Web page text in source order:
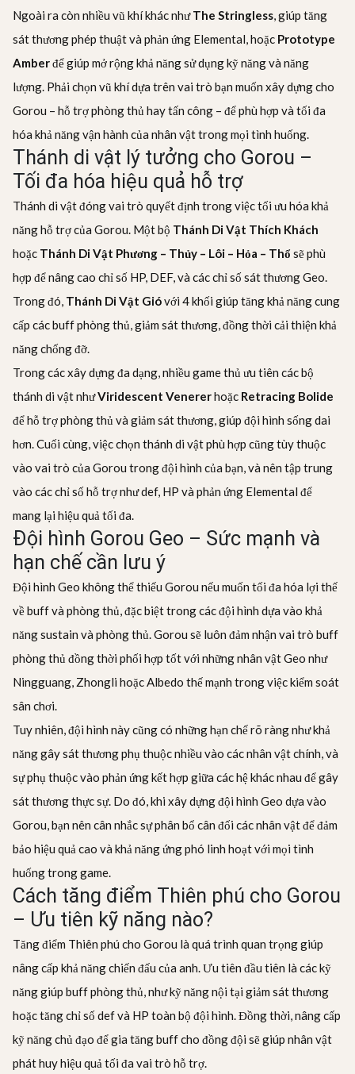
Ngoài ra còn nhiều vũ khí khác nhưThe Stringless, giúp tăng
sát thương phép thuật và phản ứng Elemental, hoặc Prototype
Amberđể giúp mở rộng khả năng sử dụng kỹ năng và năng
lượng. Phải chọn vũ khí dựa trên vai trò bạn muốn xây dựng cho
Gorou – hỗ trợ phòng thủ hay tấn công – để phù hợp và tối đa
hóa khả năng vận hành của nhân vật trong mọi tình huống.
Thánh di vật lý tưởng cho Gorou –
Tối đa hóa hiệu quả hỗ trợ
Thánh di vật đóng vai trò quyết định trong việc tối ưu hóa khả
năng hỗ trợ của Gorou. Một bộ Thánh Di Vật Thích Khách
hoặc Thánh Di Vật Phương – Thủy – Lôi – Hỏa – Thổ sẽ phù
hợp để nâng cao chỉ số HP, DEF, và các chỉ số sát thương Geo.
Trong đó, Thánh Di Vật Gióvới 4 khối giúp tăng khả năng cung
cấp các buff phòng thủ, giảm sát thương, đồng thời cải thiện khả
năng chống đỡ.
Trong các xây dựng đa dạng, nhiều game thủ ưu tiên các bộ
thánh di vật nhưViridescent Venererhoặc Retracing Bolide
để hỗ trợ phòng thủ và giảm sát thương, giúp đội hình sống dai
hơn. Cuối cùng, việc chọn thánh di vật phù hợp cũng tùy thuộc
vào vai trò của Gorou trong đội hình của bạn, và nên tập trung
vào các chỉ số hỗ trợ như def, HP và phản ứng Elemental để
mang lại hiệu quả tối đa.
Đội hình Gorou Geo – Sức mạnh và
hạn chế cần lưu ý
Đội hình Geo không thể thiếu Gorou nếu muốn tối đa hóa lợi thế
về buff và phòng thủ, đặc biệt trong các đội hình dựa vào khả
năng sustain và phòng thủ. Gorou sẽ luôn đảm nhận vai trò buff
phòng thủ đồng thời phối hợp tốt với những nhân vật Geo như
Ningguang, Zhongli hoặc Albedo thế mạnh trong việc kiểm soát
sân chơi.
Tuy nhiên, đội hình này cũng có những hạn chế rõ ràng như khả
năng gây sát thương phụ thuộc nhiều vào các nhân vật chính, và
sự phụ thuộc vào phản ứng kết hợp giữa các hệ khác nhau để gây
sát thương thực sự. Do đó, khi xây dựng đội hình Geo dựa vào
Gorou, bạn nên cân nhắc sự phân bổ cân đối các nhân vật để đảm
bảo hiệu quả cao và khả năng ứng phó linh hoạt với mọi tình
huống trong game.
Cách tăng điểm Thiên phú cho Gorou
– Ưu tiên kỹ năng nào?
Tăng điểm Thiên phú cho Gorou là quá trình quan trọng giúp
nâng cấp khả năng chiến đấu của anh. Ưu tiên đầu tiên là các kỹ
năng giúp buff phòng thủ, như kỹ năng nội tại giảm sát thương
hoặc tăng chỉ số def và HP toàn bộ đội hình. Đồng thời, nâng cấp
kỹ năng chủ đạo để gia tăng buff cho đồng đội sẽ giúp nhân vật
phát huy hiệu quả tối đa vai trò hỗ trợ.